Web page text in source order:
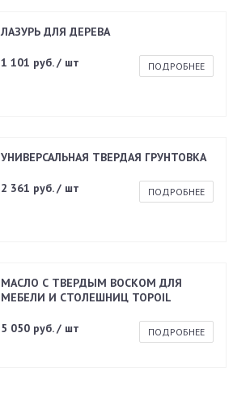
ЛАЗУРЬ ДЛЯ ДЕРЕВА
1 101 руб. / шт ПОДРОБНЕЕ
УНИВЕРСАЛЬНАЯ ТВЕРДАЯ ГРУНТОВКА
2 361 руб. / шт ПОДРОБНЕЕ
МАСЛО С ТВЕРДЫМ ВОСКОМ ДЛЯ
МЕБЕЛИ И СТОЛЕШНИЦ TOPOIL
5 050 руб. / шт ПОДРОБНЕЕ